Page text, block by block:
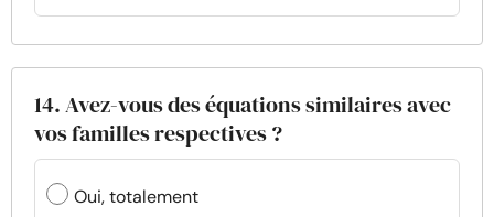
14. Avez-vous des équations similaires avec
vos familles respectives ?
Oui, totalement